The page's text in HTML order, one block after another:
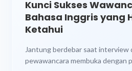
Kunci Sukses
Bahasa Inggris yang
Ketahui
Jantung berdebar saat interview
pewawancara membuka dengan